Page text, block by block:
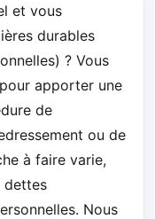
et vous
durables
? Vous
apporter une
de
ou de
à faire varie,
dettes
Nous